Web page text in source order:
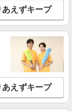
給
を見る
）
コーナー≫
規定有）◆直雇用
あえずキープ
あえずキープ